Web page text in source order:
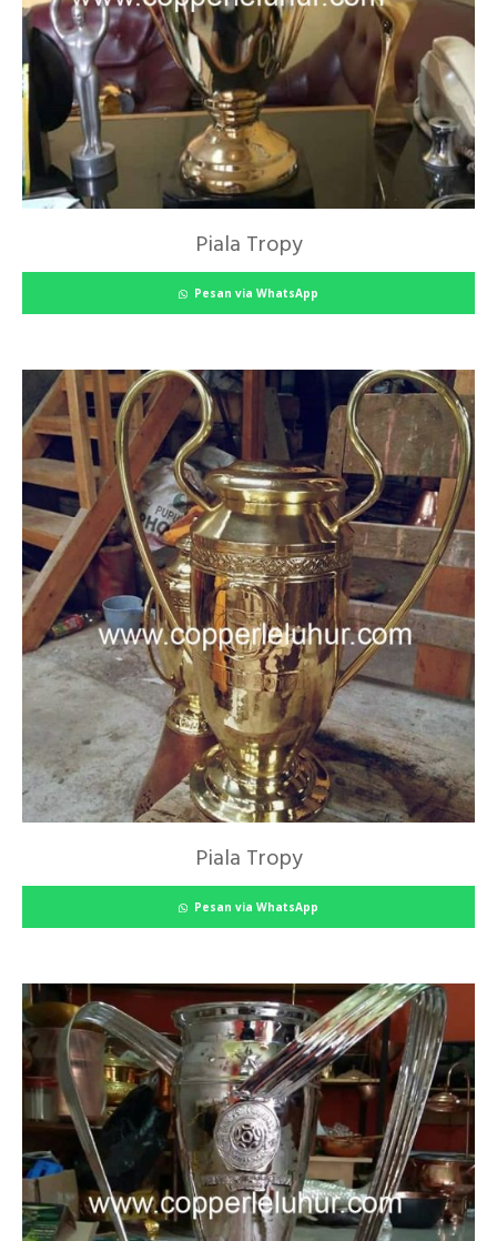
Piala Tropy
Pesan via WhatsApp
Piala Tropy
Pesan via WhatsApp